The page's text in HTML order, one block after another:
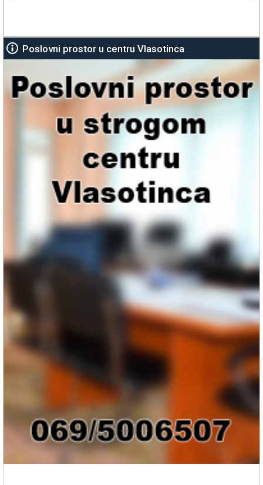
Poslovni prostor u centru Vlasotinca